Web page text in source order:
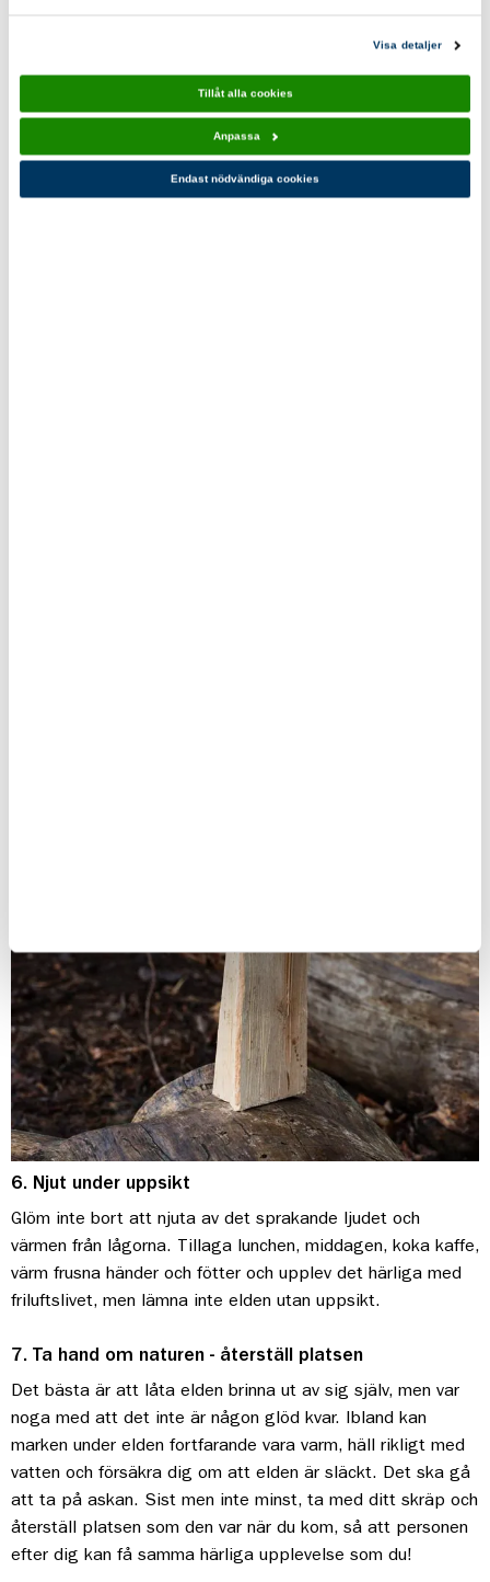
Visa detaljer
Tillåt alla cookies
Anpassa
Endast nödvändiga cookies
6. Njut under uppsikt
Glöm inte bort att njuta av det sprakande ljudet och
värmen från lågorna. Tillaga lunchen, middagen, koka kaffe,
värm frusna händer och fötter och upplev det härliga med
friluftslivet, men lämna inte elden utan uppsikt.
7. Ta hand om naturen - återställ platsen
Det bästa är att låta elden brinna ut av sig själv, men var
noga med att det inte är någon glöd kvar. Ibland kan
marken under elden fortfarande vara varm, häll rikligt med
vatten och försäkra dig om att elden är släckt. Det ska gå
att ta på askan. Sist men inte minst, ta med ditt skräp och
återställ platsen som den var när du kom, så att personen
efter dig kan få samma härliga upplevelse som du!